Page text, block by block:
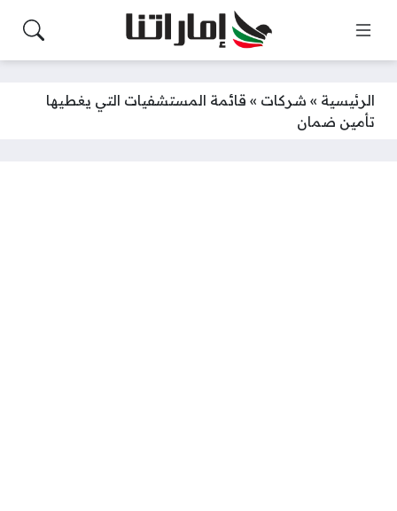
الرئيسية » شركات » قائمة المستشفيات التي يغطيها
تأمين ضمان